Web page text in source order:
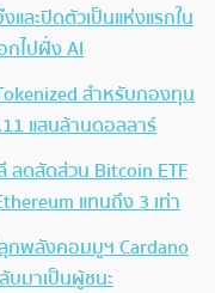
และปิดตัวเป็นแห่งแรกใน
กไปฝั่ง AI
สำหรับกองทุน
แสนล้านดอลลาร์
ดสัดส่วน Bitcoin ETF
แทนถึง 3 เท่า
กพลังคอมมูฯ Cardano
มาเป็นผู้ชนะ